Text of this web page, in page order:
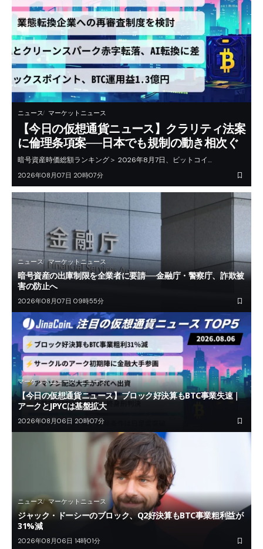
ニュース マーケットニュース
【今日の仮想通貨ニュース】クラリティ法案
に倫理条項案──日本でも規制の動き相次ぐ
暗号資産時価総額ランキング＞ 2026年8月7日、ビットコイ…
2026年08月07日 20時07分
ニュース マーケットニュース
暗号資産の出庫制限を全業者に要請──金融庁・警察庁、詐欺被
害の防止へ
2026年08月07日 09時55分
マーケットニュース ニュース
【今日の仮想通貨ニュース】ブロック好決算もBTC事業失速｜
アークとJPYCは基盤拡大
2026年08月06日 20時07分
ニュース マーケットニュース
ジャック・ドーシーのブロック、Q2好決算もBTC事業粗利益が
31%減
2026年08月06日 14時01分